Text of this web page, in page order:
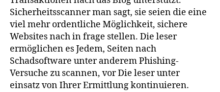
Sicherheitsscanner man sagt, sie seien die eine
viel mehr ordentliche Möglichkeit, sichere
Websites nach in frage stellen. Die leser
ermöglichen es Jedem, Seiten nach
Schadsoftware unter anderem Phishing-
Versuche zu scannen, vor Die leser unter
einsatz von Ihrer Ermittlung kontinuieren.